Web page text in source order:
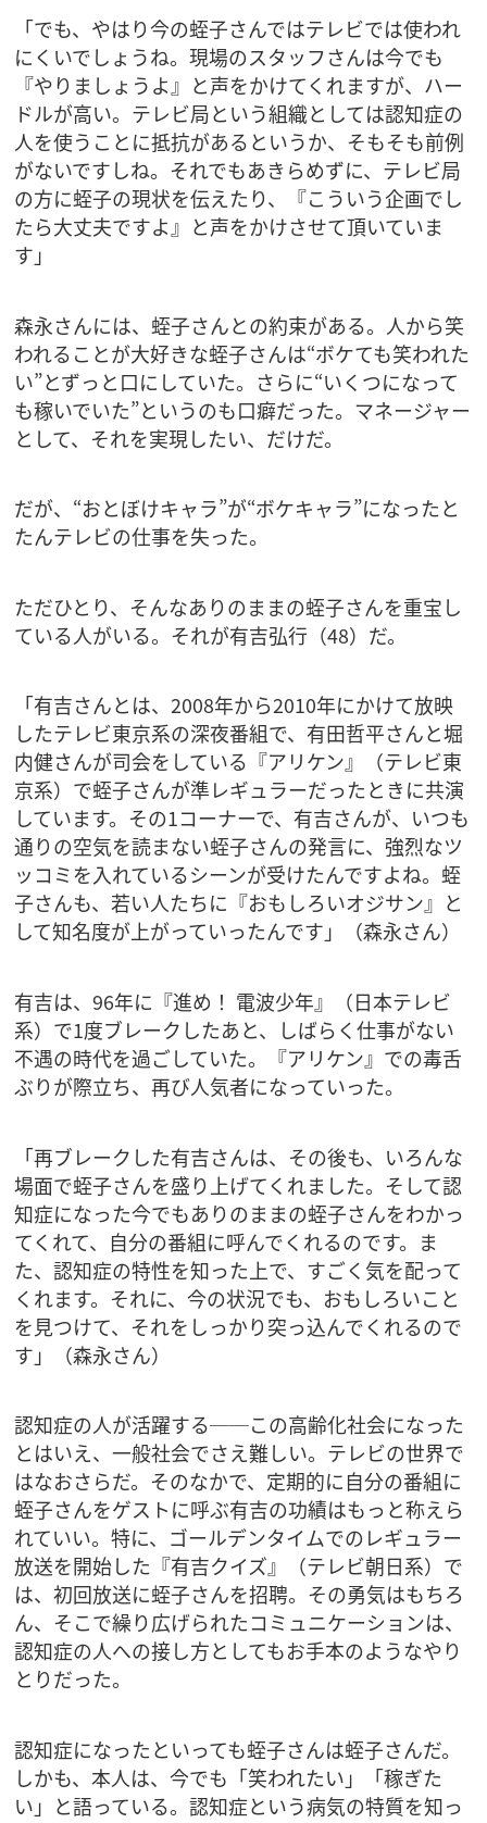
「でも、やはり今の蛭子さんではテレビでは使われ
にくいでしょうね。現場のスタッフさんは今でも
『やりましょうよ』と声をかけてくれますが、ハー
ドルが高い。テレビ局という組織としては認知症の
人を使うことに抵抗があるというか、そもそも前例
がないですしね。それでもあきらめずに、テレビ局
の方に蛭子の現状を伝えたり、『こういう企画でし
たら大丈夫ですよ』と声をかけさせて頂いていま
す」
森永さんには、蛭子さんとの約束がある。人から笑
われることが大好きな蛭子さんは“ボケても笑われた
い”とずっと口にしていた。さらに“いくつになって
も稼いでいた”というのも口癖だった。マネージャー
として、それを実現したい、だけだ。
だが、“おとぼけキャラ”が“ボケキャラ”になったと
たんテレビの仕事を失った。
ただひとり、そんなありのままの蛭子さんを重宝し
ている人がいる。それが有吉弘行（48）だ。
「有吉さんとは、2008年から2010年にかけて放映
したテレビ東京系の深夜番組で、有田哲平さんと堀
内健さんが司会をしている『アリケン』（テレビ東
京系）で蛭子さんが準レギュラーだったときに共演
しています。その1コーナーで、有吉さんが、いつも
通りの空気を読まない蛭子さんの発言に、強烈なツ
ッコミを入れているシーンが受けたんですよね。蛭
子さんも、若い人たちに『おもしろいオジサン』と
して知名度が上がっていったんです」（森永さん）
有吉は、96年に『進め！ 電波少年』（日本テレビ
系）で1度ブレークしたあと、しばらく仕事がない
不遇の時代を過ごしていた。『アリケン』での毒舌
ぶりが際立ち、再び人気者になっていった。
「再ブレークした有吉さんは、その後も、いろんな
場面で蛭子さんを盛り上げてくれました。そして認
知症になった今でもありのままの蛭子さんをわかっ
てくれて、自分の番組に呼んでくれるのです。ま
た、認知症の特性を知った上で、すごく気を配って
くれます。それに、今の状況でも、おもしろいこと
を見つけて、それをしっかり突っ込んでくれるので
す」（森永さん）
認知症の人が活躍する──この高齢化社会になった
とはいえ、一般社会でさえ難しい。テレビの世界で
はなおさらだ。そのなかで、定期的に自分の番組に
蛭子さんをゲストに呼ぶ有吉の功績はもっと称えら
れていい。特に、ゴールデンタイムでのレギュラー
放送を開始した『有吉クイズ』（テレビ朝日系）で
は、初回放送に蛭子さんを招聘。その勇気はもちろ
ん、そこで繰り広げられたコミュニケーションは、
認知症の人への接し方としてもお手本のようなやり
とりだった。
認知症になったといっても蛭子さんは蛭子さんだ。
しかも、本人は、今でも「笑われたい」「稼ぎた
い」と語っている。認知症という病気の特質を知っ